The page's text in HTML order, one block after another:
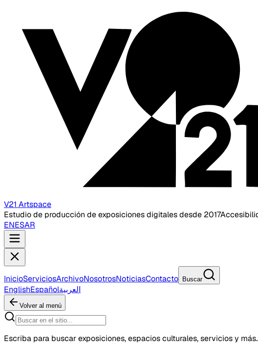
V21 Artspace
Estudio de producción de exposiciones digitales desde 2017
ENESAR
InicioServiciosArchivoNosotrosNoticiasContacto Buscar
EnglishEspañolالعربية
Volver al menú
Escriba para buscar exposiciones, espacios culturales, servicios y